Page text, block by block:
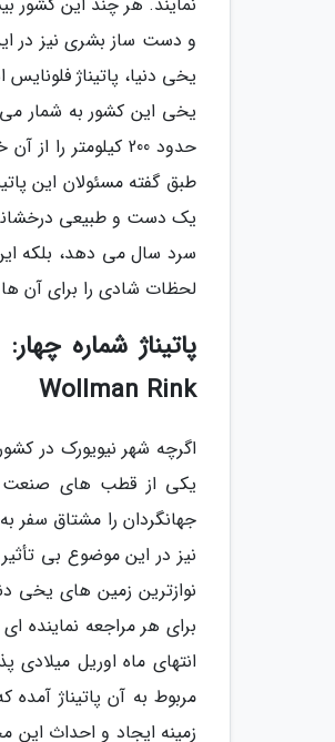
و دست ساز بشری نیز در
یخی این کشور به شمار می
حدود 200
طبق گفته مسئولان این
یک دست و طبیعی درخشانی
سرد سال می دهد، بلکه
لحظات شادی را برای آن
پاتیناژ شماره
Wollman Rink
اگرچه شهر نیویورک در
یکی از قطب های صنعت
جهانگردان را مشتاق سفر
نیز در این موضوع بی
نوازترین زمین های یخی
برای هر مراجعه نماینده
انتهای ماه اوریل
زمینه ایجاد و احداث